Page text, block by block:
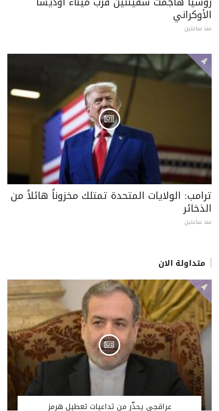
الأوكراني
منذ ساعتين
ترامب: الولايات المتحدة تمتلك مخزوناً هائلاً من
الذخائر
منذ ساعتين
متداولة الان
عراقجي يحذّر من تداعيات تعطيل هرمز